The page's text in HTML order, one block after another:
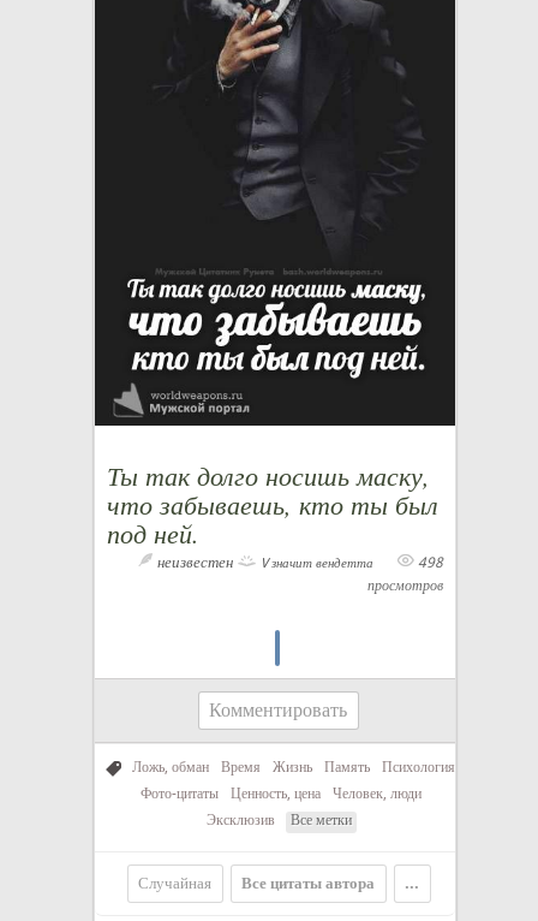
Ты так долго носишь маску,
что забываешь, кто ты был
под ней.
неизвестен V значит вендетта
498
просмотров
Комментировать
Ложь, обман Время Жизнь Память
Психология
Фото-цитаты
Ценность, цена
Человек, люди
Эксклюзив
Все метки
Случайная Все цитаты автора ...